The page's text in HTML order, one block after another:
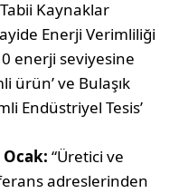
Kaynaklar
Enerji Verimliliği
enerji seviyesine
ürün’ ve Bulaşık
Endüstriyel Tesis’
“Üretici ve
adreslerinden